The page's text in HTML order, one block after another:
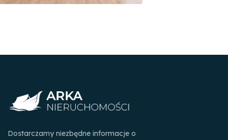
Dostarczamy niezbędne informacje o